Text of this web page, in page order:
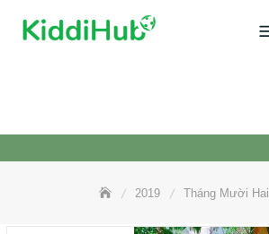
2019 Tháng Mười Hai